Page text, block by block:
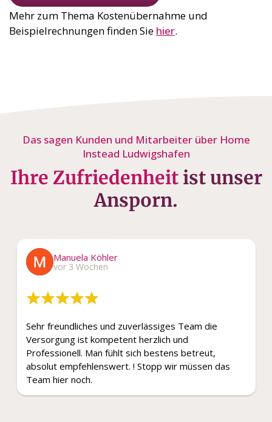
Mehr zum Thema Kostenübernahme und
Beispielrechnungen finden Sie hier.
Das sagen Kunden und Mitarbeiter über Home
Instead Ludwigshafen
Ihre Zufriedenheitist unser
Ansporn.
Manuela Köhler
vor 3 Wochen
Sehr freundliches und zuverlässiges Team die
Versorgung ist kompetent herzlich und
Professionell. Man fühlt sich bestens betreut,
absolut empfehlenswert. ! Stopp wir müssen das
Team hier noch.